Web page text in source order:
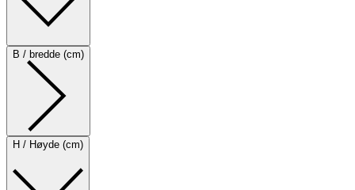
B / bredde (cm)
H / Høyde (cm)